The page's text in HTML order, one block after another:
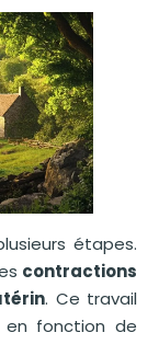
étapes.
contractions
. Ce travail
en fonction de